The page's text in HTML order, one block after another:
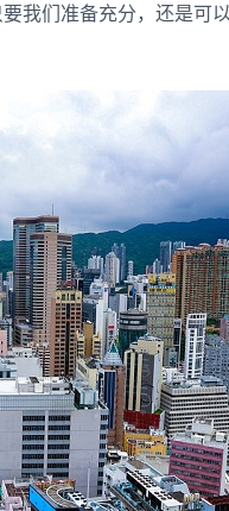
我们准备充分，还是可